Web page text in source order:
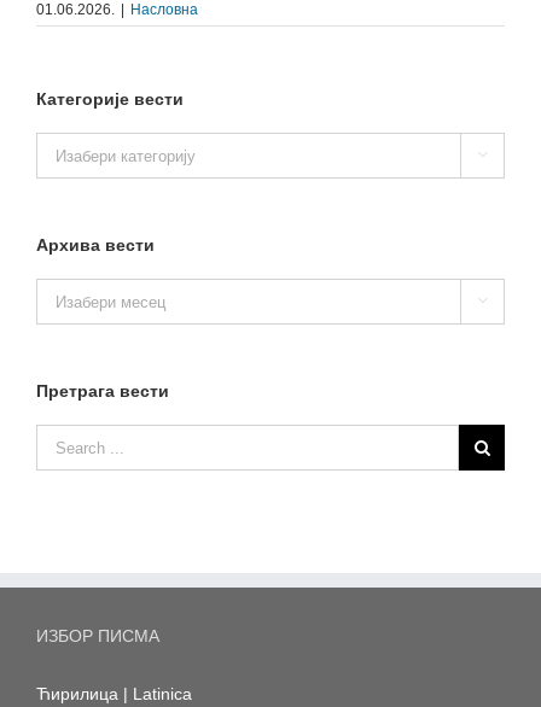
01.06.2026. Насловна
Категорије вести
вести

Архива вести
вести

Претрага вести
ИЗБОР ПИСМА
Ћирилица | Latinica